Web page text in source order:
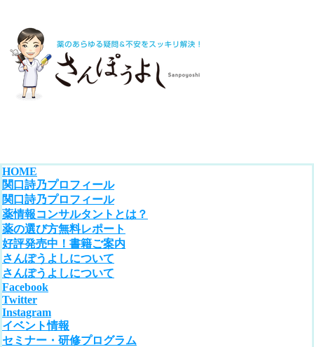
HOME
関口詩乃プロフィール
関口詩乃プロフィール
薬情報コンサルタントとは？
薬の選び方無料レポート
好評発売中！書籍ご案内
さんぽうよしについて
さんぽうよしについて
Facebook
Twitter
Instagram
イベント情報
セミナー・研修プログラム